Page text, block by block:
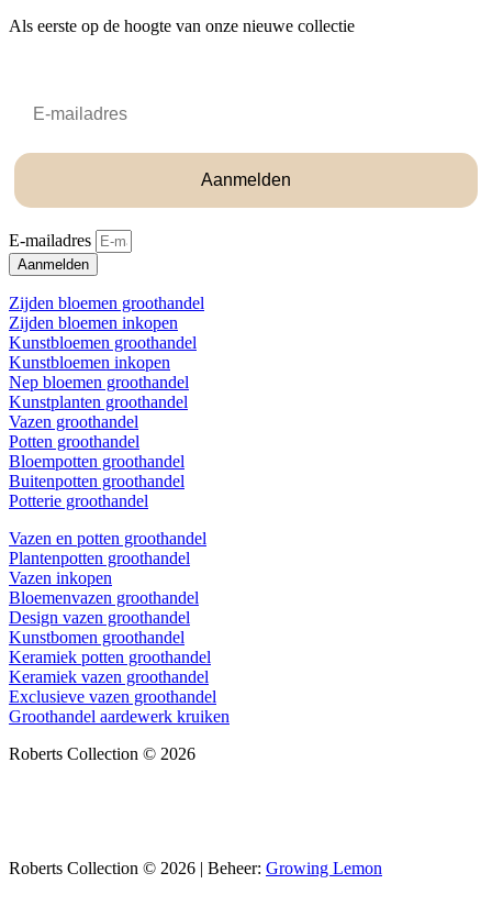
Als eerste op de hoogte van onze nieuwe collectie
Aanmelden
E-mailadres
Aanmelden
Zijden bloemen groothandel
Zijden bloemen inkopen
Kunstbloemen groothandel
Kunstbloemen inkopen
Nep bloemen groothandel
Kunstplanten groothandel
Vazen groothandel
Potten groothandel
Bloempotten groothandel
Buitenpotten groothandel
Potterie groothandel
Vazen en potten groothandel
Plantenpotten groothandel
Vazen inkopen
Bloemenvazen groothandel
Design vazen groothandel
Kunstbomen groothandel
Keramiek potten groothandel
Keramiek vazen groothandel
Exclusieve vazen groothandel
Groothandel aardewerk kruiken
Roberts Collection © 2026
Roberts Collection © 2026 | Beheer: Growing Lemon